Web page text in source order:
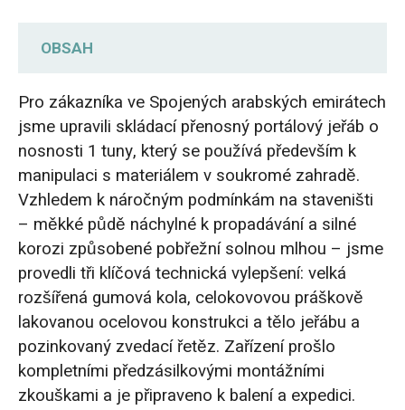
OBSAH
Požadavky na zadávání veřejných zakázek:
Provoz na měkkém povrchu a ochrana
pobřeží proti korozi
Zakázková konstrukce přenosného
portálového jeřábu: Široká gumová kola,
antikorozní nátěr a pozinkovaný řetěz
Rozšířená gumová kolečka pro měkký povrch
Tři protikorozní opatření pro pobřežní
prostředí
Proč si nezvolit kompletní řešení z
Pro zákazníka ve Spojených arabských emirátech
jsme upravili skládací přenosný portálový jeřáb o
nosnosti 1 tuny, který se používá především k
manipulaci s materiálem v soukromé zahradě.
Vzhledem k náročným podmínkám na staveništi
– měkké půdě náchylné k propadávání a silné
korozi způsobené pobřežní solnou mlhou – jsme
provedli tři klíčová technická vylepšení: velká
rozšířená gumová kola, celokovovou práškově
lakovanou ocelovou konstrukci a tělo jeřábu a
pozinkovaný zvedací řetěz. Zařízení prošlo
kompletními předzásilkovými montážními
zkouškami a je připraveno k balení a expedici.